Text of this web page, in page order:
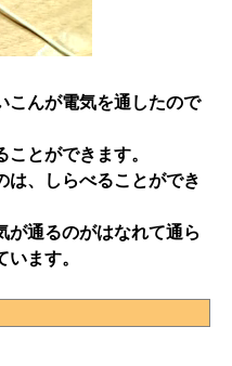
こんが電気を通したので
とができます。
は、しらべることができ
が通るのがはなれて通ら
ます。